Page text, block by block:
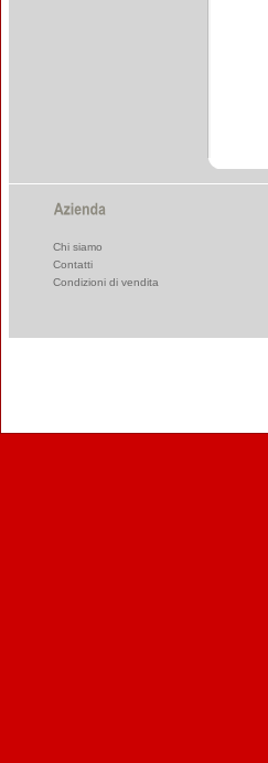
Chi siamo
Contatti
Condizioni di vendita